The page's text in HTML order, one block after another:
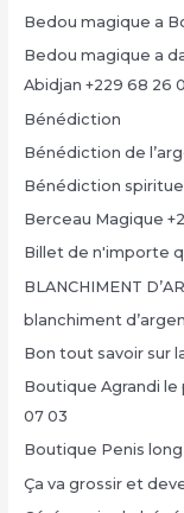
Bedou magique a
Bedou magique a
Abidjan +229 68 26
Bénédiction
Bénédiction de
Bénédiction
Berceau Magique
Billet de n'importe
BLANCHIMENT
blanchiment
Bon tout savoir sur
Boutique Agrandi le
07 03
Boutique Penis long
Ça va grossir et